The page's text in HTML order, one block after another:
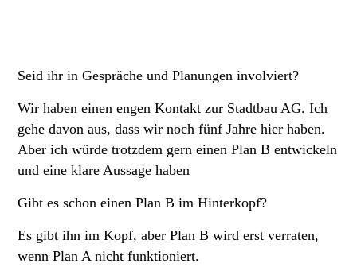
Seid ihr in Gespräche und Planungen involviert?
Wir haben einen engen Kontakt zur Stadtbau AG. Ich
gehe davon aus, dass wir noch fünf Jahre hier haben.
Aber ich würde trotzdem gern einen Plan B entwickeln
und eine klare Aussage haben
Gibt es schon einen Plan B im Hinterkopf?
Es gibt ihn im Kopf, aber Plan B wird erst verraten,
wenn Plan A nicht funktioniert.